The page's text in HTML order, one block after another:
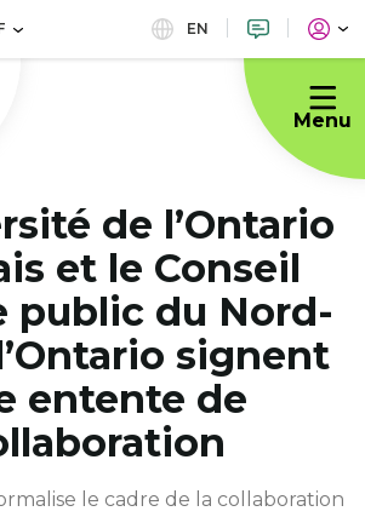
EN
Menu
de l’Ontario
et le Conseil
public du Nord-
signent
entente de
le cadre de la collaboration